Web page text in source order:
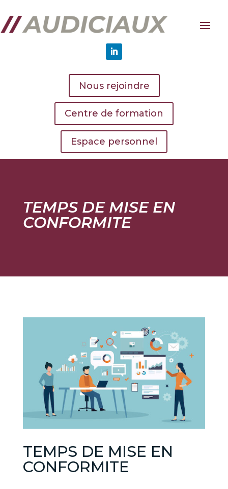
Nous rejoindre
Centre de formation
Espace personnel
TEMPS DE MISE EN
CONFORMITE
TEMPS DE MISE EN
CONFORMITE